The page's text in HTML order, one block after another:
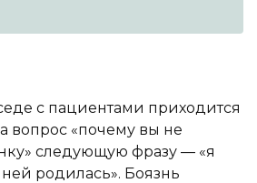
с пациентами приходится
вопрос «почему вы не
следующую фразу — «я
родилась». Боязнь